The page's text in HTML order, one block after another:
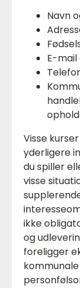
Navn
E-mail
Visse
yderligere
du spiller
visse
ikke
og
foreligger